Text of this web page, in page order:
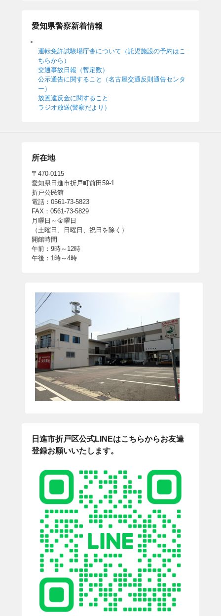
愛知県警察新着情報
運転免許試験場庁舎について（託児施設の予約はこ
ちらから）
交通事故日報（暫定数）
公示通告に関すること（名古屋交通反則通告センタ
ー）
放置違反金に関すること
ラジオ放送(警察だより）
所在地
〒470-0115
愛知県日進市折戸町前田59-1
折戸公民館
電話：0561-73-5823
FAX：0561-73-5829
月曜日～金曜日
（土曜日、日曜日、祝日を除く）
開館時間
午前：9時～12時
午後：1時～4時
日進市折戸区公式LINEはこちらからお友達
登録お願いいたします。